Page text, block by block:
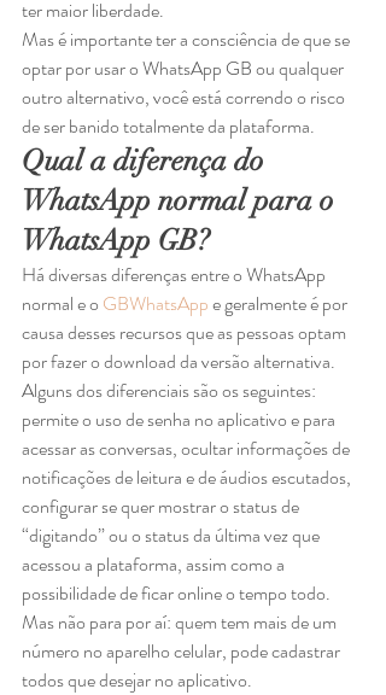
ter maior liberdade.
Mas é importante ter a consciência de que se
optar por usar o WhatsApp GB ou qualquer
outro alternativo, você está correndo o risco
de ser banido totalmente da plataforma.
Qual a diferença do
WhatsApp normal para o
WhatsApp GB?
Há diversas diferenças entre o WhatsApp
normal e o GBWhatsApp e geralmente é por
causa desses recursos que as pessoas optam
por fazer o download da versão alternativa.
Alguns dos diferenciais são os seguintes:
permite o uso de senha no aplicativo e para
acessar as conversas, ocultar informações de
notificações de leitura e de áudios escutados,
configurar se quer mostrar o status de
“digitando” ou o status da última vez que
acessou a plataforma, assim como a
possibilidade de ficar online o tempo todo.
Mas não para por aí: quem tem mais de um
número no aparelho celular, pode cadastrar
todos que desejar no aplicativo.